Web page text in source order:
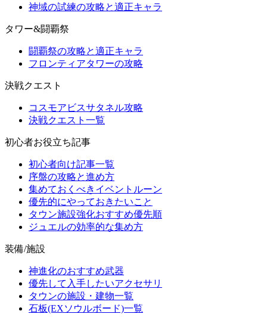
神域の試練の攻略と適正キャラ
タワー&闘覇祭
闘覇祭の攻略と適正キャラ
フロンティアタワーの攻略
決戦クエスト
コスモアビスサタネル攻略
決戦クエスト一覧
初心者お役立ち記事
初心者向け記事一覧
序盤の攻略と進め方
集めておくべきイベントルーン
優先的にやっておきたいこと
タウン施設強化おすすめ優先順
ジュエルの効率的な集め方
装備/施設
神進化のおすすめ武器
優先して入手したいアクセサリ
タウンの施設・建物一覧
石板(EXソウルボード)一覧